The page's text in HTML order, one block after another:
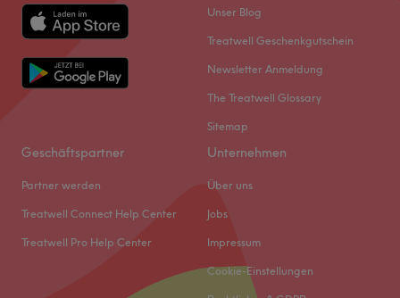
Unser Blog
Treatwell Geschenkgutschein
Newsletter Anmeldung
The Treatwell Glossary
Sitemap
Geschäftspartner
Partner werden
Treatwell Connect Help Center
Treatwell Pro Help Center
Unternehmen
Über uns
Jobs
Impressum
Cookie-Einstellungen